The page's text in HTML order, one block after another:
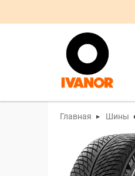
Главная Шины